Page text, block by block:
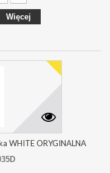
Więcej
WHITE ORYGINALNA